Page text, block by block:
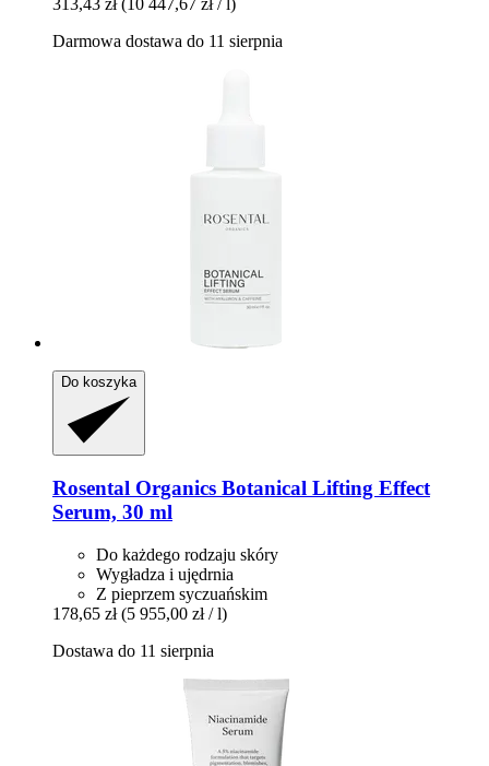
313,43 zł (10 447,67 zł / l)
Darmowa dostawa do 11 sierpnia
Do koszyka
Rosental Organics Botanical Lifting Effect
Serum, 30 ml
Do każdego rodzaju skóry
Wygładza i ujędrnia
Z pieprzem syczuańskim
178,65 zł (5 955,00 zł / l)
Dostawa do 11 sierpnia